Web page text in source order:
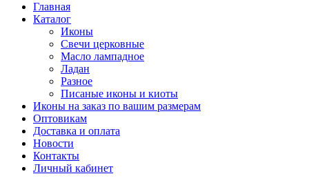
Главная
Каталог
Иконы
Свечи церковные
Масло лампадное
Ладан
Разное
Писаные иконы и киоты
Иконы на заказ по вашим размерам
Оптовикам
Доставка и оплата
Новости
Контакты
Личный кабинет